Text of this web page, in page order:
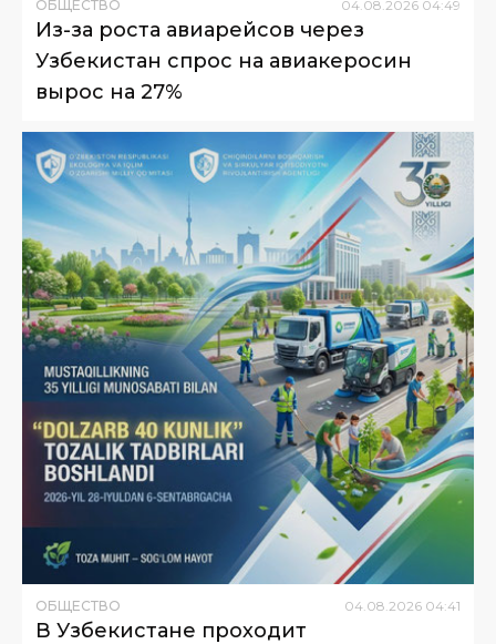
ОБЩЕСТВО 04 08 2026 04:49
Из-за роста авиарейсов через
Узбекистан спрос на авиакеросин
вырос на 27%
ОБЩЕСТВО 04 08 2026 04:41
В Узбекистане проходит